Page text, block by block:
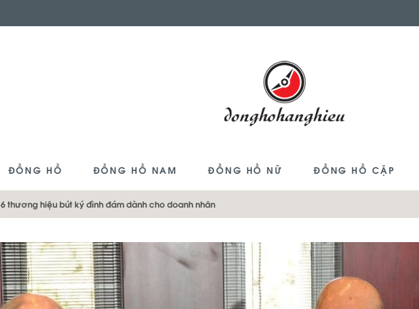
ĐỒNG HỒ ĐỒNG HỒ NAM ĐỒNG HỒ NỮ ĐỒNG HỒ CẶP
6 thương hiệu bút ký đình đám dành cho doanh nhân